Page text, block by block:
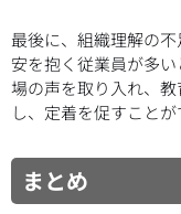
最後に、組織理解の
安を抱く従業員が多
場の声を取り入れ、
し、定着を促すことが
まとめ